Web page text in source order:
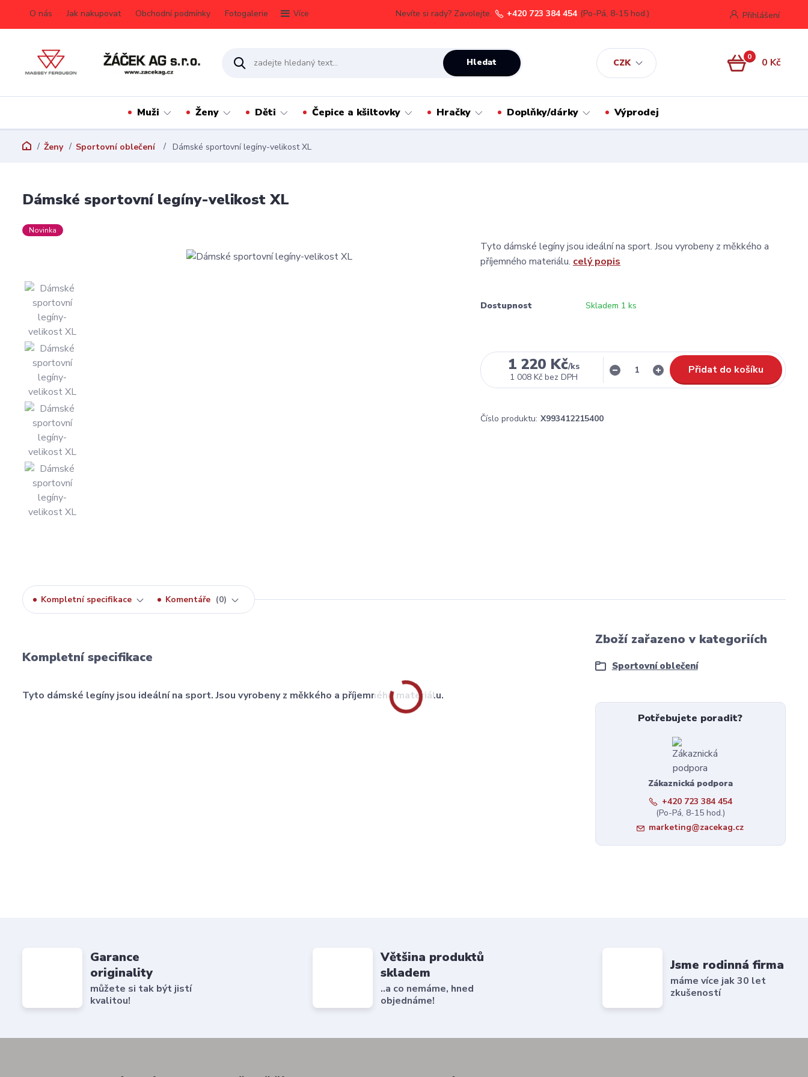
O nás Jak nakupovat Obchodní podmínky Fotogalerie Více
CZK
Přihlášení
Hledat
Nevíte si rady? Zavolejte. +420 723 384 454 (Po-Pá, 8-15 hod.)
0 0 Kč
Muži Ženy Děti Čepice a kšiltovky Hračky Doplňky/dárky Výprodej
Ženy Sportovní oblečení Dámské sportovní legíny-velikost XL
Dámské sportovní legíny-velikost XL
Novinka
Tyto dámské legíny jsou ideální na sport. Jsou vyrobeny z měkkého a
příjemného materiálu. celý popis
Dostupnost Skladem 1 ks
1 220 Kč/ks
1 008 Kč bez DPH
Přidat do košíku
Číslo produktu: X993412215400
Kompletní specifikace Komentáře 0
Kompletní specifikace
Tyto dámské legíny jsou ideální na sport. Jsou vyrobeny z měkkého a příjemného materiálu.
Zboží zařazeno v kategoriích
Sportovní oblečení
Potřebujete poradit?
Zákaznická podpora
+420 723 384 454
(Po-Pá, 8-15 hod.)
marketing@zacekag.cz
Garance
originality
můžete si tak být jistí
kvalitou!
Většina produktů
skladem
..a co nemáme, hned
objednáme!
Jsme rodinná firma
máme více jak 30 let
zkušeností